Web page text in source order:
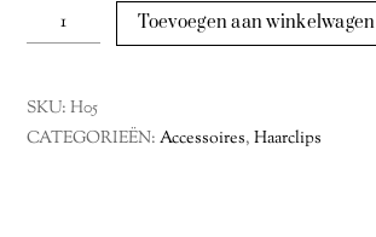
Haarclip
strik
stip
aantal
Toevoegen aan winkelwagen
SKU:H05
CATEGORIEËN:Accessoires,Haarclips